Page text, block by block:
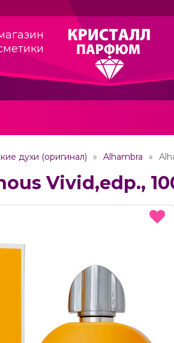
духи (оригинал) Alhambra
Vivid,edp.,